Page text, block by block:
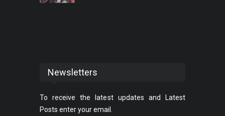
Newsletters
To receive the latest updates and Latest
Posts enter your email.